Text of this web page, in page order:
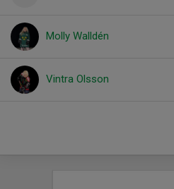
Molly Walldén
Vintra Olsson